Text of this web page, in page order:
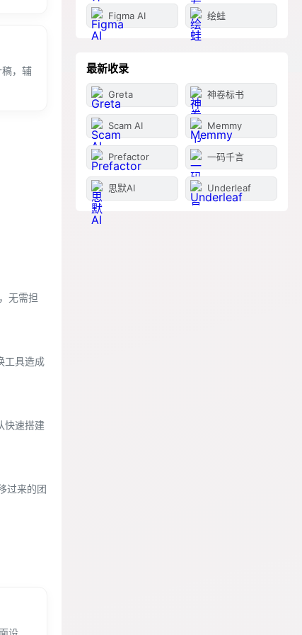
，辅
无需担
工具造成
快速搭建
过来的团
设
Figma AI 绘蛙
最新收录
Greta 神卷标书
Scam AI Memmy
Prefactor 一码千言
思默AI Underleaf